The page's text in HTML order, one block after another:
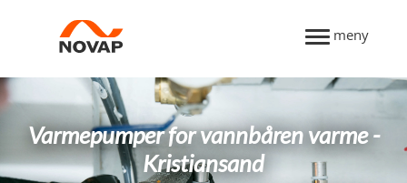
meny
Varmepumper for vannbåren varme -
Kristiansand